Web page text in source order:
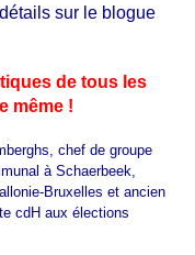
sur le blogue
de tous les
même !
chef de groupe
à Schaerbeek,
Bruxelles et ancien
cdH aux élections